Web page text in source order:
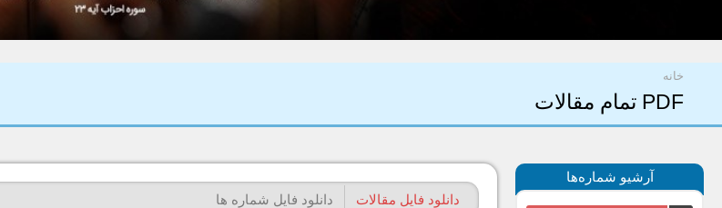
شما اینجا هستید
خانه
PDF تمام مقالات
آرشیو شماره‌ها
تب‌های اولیه
دانلود فایل مقالات (لبه فعال)
دانلود فایل شماره ها